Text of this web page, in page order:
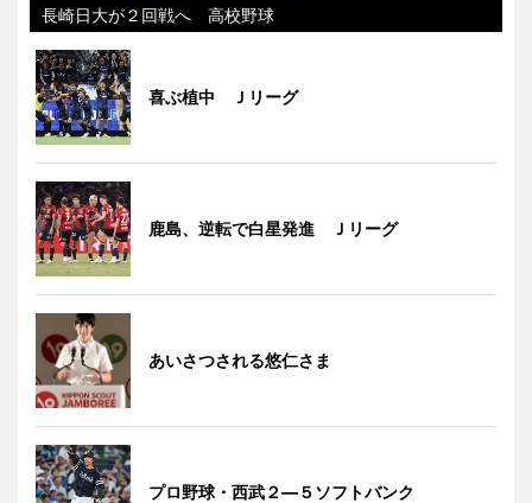
長崎日大が２回戦へ 高校野球
喜ぶ植中 Ｊリーグ
鹿島、逆転で白星発進 Ｊリーグ
あいさつされる悠仁さま
プロ野球・西武２―５ソフトバンク